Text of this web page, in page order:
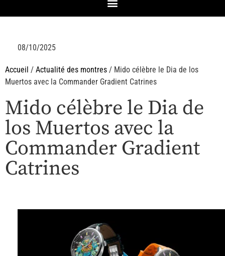
08/10/2025
Accueil / Actualité des montres / Mido célèbre le Dia de los
Muertos avec la Commander Gradient Catrines
Mido célèbre le Dia de
los Muertos avec la
Commander Gradient
Catrines